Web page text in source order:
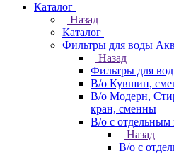
Каталог
Назад
Каталог
Фильтры для воды
Назад
Фильтры для
В/о Кувшин,
В/о Модерн,
кран, сменны
В/о с отдельным
Назад
В/о с